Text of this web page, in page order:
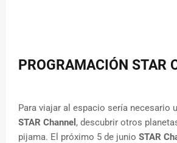
PROGRAMACIÓN STAR
Para viajar al espacio sería necesario
STAR Channel , descubrir otros
pijama. El próximo 5 de junio STAR